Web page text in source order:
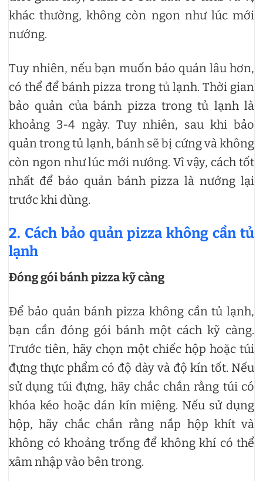
khác thường, không còn ngon như lúc mới
nướng.
Tuy nhiên, nếu bạn muốn bảo quản lâu hơn,
có thể để bánh pizza trong tủ lạnh. Thời gian
bảo quản của bánh pizza trong tủ lạnh là
khoảng 3-4 ngày. Tuy nhiên, sau khi bảo
quản trong tủ lạnh, bánh sẽ bị cứng và không
còn ngon như lúc mới nướng. Vì vậy, cách tốt
nhất để bảo quản bánh pizza là nướng lại
trước khi dùng.
2. Cách bảo quản pizza không cần tủ
lạnh
Đóng gói bánh pizza kỹ càng
Để bảo quản bánh pizza không cần tủ lạnh,
bạn cần đóng gói bánh một cách kỹ càng.
Trước tiên, hãy chọn một chiếc hộp hoặc túi
đựng thực phẩm có độ dày và độ kín tốt. Nếu
sử dụng túi đựng, hãy chắc chắn rằng túi có
khóa kéo hoặc dán kín miệng. Nếu sử dụng
hộp, hãy chắc chắn rằng nắp hộp khít và
không có khoảng trống để không khí có thể
xâm nhập vào bên trong.